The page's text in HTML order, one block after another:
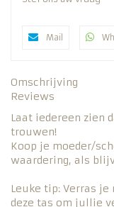
Mail
Omschrijving
Reviews
Laat iedereen zien
trouwen!
Koop je moeder/
waardering, als
Leuke tip: Verras
deze tas om jullie